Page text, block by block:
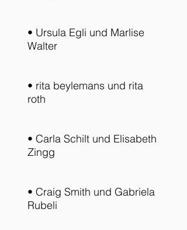
• Ursula Egli und Marlise
Walter
• rita beylemans und rita
roth
• Carla Schilt und Elisabeth
Zingg
• Craig Smith und Gabriela
Rubeli